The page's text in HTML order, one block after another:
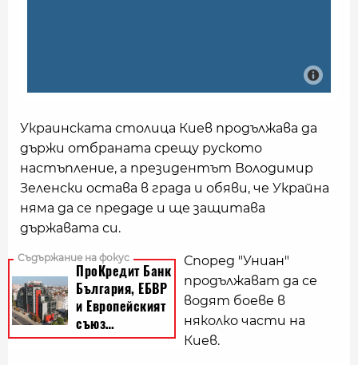
Украинската столица Киев продължава да
държи отбраната срещу руското
настъпление, а президентът Володимир
Зеленски остава в града и обяви, че Украйна
няма да се предаде и ще защитава
държавата си.
Според "Униан"
продължават да се
водят боеве в
няколко части на
Киев.